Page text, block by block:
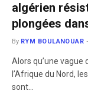
algérien
plongées
By RYM BOULANOUAR
​Alors qu’une
l’Afrique du Nord,
sont…